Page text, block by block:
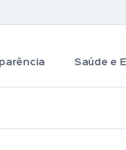
Saúde e